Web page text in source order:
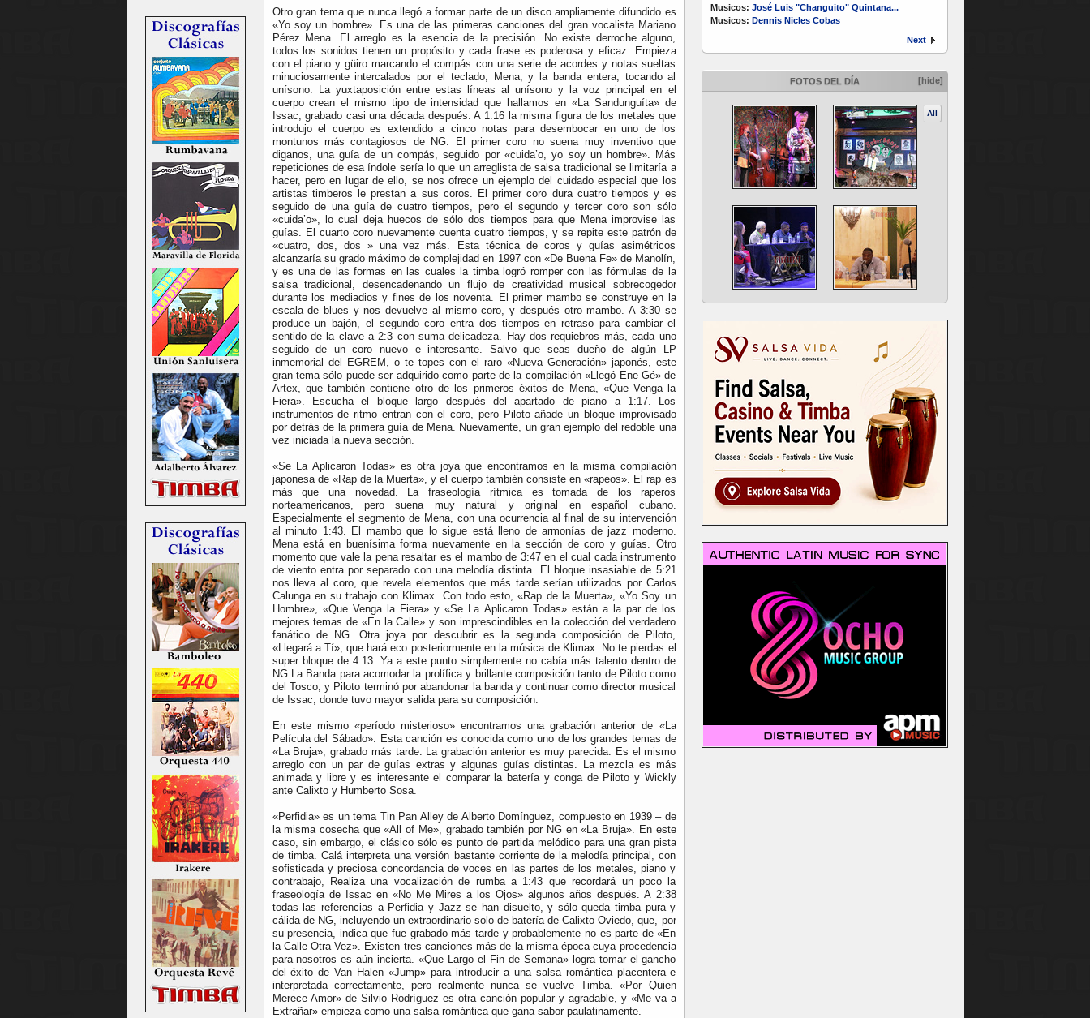
Musicos: José Luis "Changuito" Quintana...
Musicos: Dennis Nicles Cobas
Next
FOTOS DEL DÍA [hide]
All
Otro gran tema que nunca llegó a formar parte de un disco ampliamente difundido es
«Yo soy un hombre». Es una de las primeras canciones del gran vocalista Mariano
Pérez Mena. El arreglo es la esencia de la precisión. No existe derroche alguno,
todos los sonidos tienen un propósito y cada frase es poderosa y eficaz. Empieza
con el piano y güiro marcando el compás con una serie de acordes y notas sueltas
minuciosamente intercalados por el teclado, Mena, y la banda entera, tocando al
unísono. La yuxtaposición entre estas líneas al unísono y la voz principal en el
cuerpo crean el mismo tipo de intensidad que hallamos en «La Sandunguíta» de
Issac, grabado casi una década después. A 1:16 la misma figura de los metales que
introdujo el cuerpo es extendido a cinco notas para desembocar en uno de los
montunos más contagiosos de NG. El primer coro no suena muy inventivo que
diganos, una guía de un compás, seguido por «cuida’o, yo soy un hombre». Más
repeticiones de esa índole sería lo que un arreglista de salsa tradicional se limitaría a
hacer, pero en lugar de ello, se nos ofrece un ejemplo del cuidado especial que los
artistas timberos le prestan a sus coros. El primer coro dura cuatro tiempos y es
seguido de una guía de cuatro tiempos, pero el segundo y tercer coro son sólo
«cuida’o», lo cual deja huecos de sólo dos tiempos para que Mena improvise las
guías. El cuarto coro nuevamente cuenta cuatro tiempos, y se repite este patrón de
«cuatro, dos, dos » una vez más. Esta técnica de coros y guías asimétricos
alcanzaría su grado máximo de complejidad en 1997 con «De Buena Fe» de Manolín,
y es una de las formas en las cuales la timba logró romper con las fórmulas de la
salsa tradicional, desencadenando un flujo de creatividad musical sobrecogedor
durante los mediadios y fines de los noventa. El primer mambo se construye en la
escala de blues y nos devuelve al mismo coro, y después otro mambo. A 3:30 se
produce un bajón, el segundo coro entra dos tiempos en retraso para cambiar el
sentido de la clave a 2:3 con suma delicadeza. Hay dos requiebros más, cada uno
seguido de un coro nuevo e interesante. Salvo que seas dueño de algún LP
inmemorial del EGREM, o te topes con el raro «Nueva Generación» japonés, este
gran tema sólo puede ser adquirido como parte de la compilación «Llegó Ene Gé» de
Artex, que también contiene otro de los primeros éxitos de Mena, «Que Venga la
Fiera». Escucha el bloque largo después del apartado de piano a 1:17. Los
instrumentos de ritmo entran con el coro, pero Piloto añade un bloque improvisado
por detrás de la primera guía de Mena. Nuevamente, un gran ejemplo del redoble una
vez iniciada la nueva sección.
«Se La Aplicaron Todas» es otra joya que encontramos en la misma compilación
japonesa de «Rap de la Muerta», y el cuerpo también consiste en «rapeos». El rap es
más que una novedad. La fraseología rítmica es tomada de los raperos
norteamericanos, pero suena muy natural y original en español cubano.
Especialmente el segmento de Mena, con una ocurrencia al final de su intervención
al minuto 1:43. El mambo que lo sigue está lleno de armonías de jazz moderno.
Mena está en buenísima forma nuevamente en la sección de coro y guías. Otro
momento que vale la pena resaltar es el mambo de 3:47 en el cual cada instrumento
de viento entra por separado con una melodía distinta. El bloque insasiable de 5:21
nos lleva al coro, que revela elementos que más tarde serían utilizados por Carlos
Calunga en su trabajo con Klimax. Con todo esto, «Rap de la Muerta», «Yo Soy un
Hombre», «Que Venga la Fiera» y «Se La Aplicaron Todas» están a la par de los
mejores temas de «En la Calle» y son imprescindibles en la colección del verdadero
fanático de NG. Otra joya por descubrir es la segunda composición de Piloto,
«Llegará a Tí», que hará eco posteriormente en la música de Klimax. No te pierdas el
super bloque de 4:13. Ya a este punto simplemente no cabía más talento dentro de
NG La Banda para acomodar la prolífica y brillante composición tanto de Piloto como
del Tosco, y Piloto terminó por abandonar la banda y continuar como director musical
de Issac, donde tuvo mayor salida para su composición.
En este mismo «período misterioso» encontramos una grabación anterior de «La
Película del Sábado». Esta canción es conocida como uno de los grandes temas de
«La Bruja», grabado más tarde. La grabación anterior es muy parecida. Es el mismo
arreglo con un par de guías extras y algunas guías distintas. La mezcla es más
animada y libre y es interesante el comparar la batería y conga de Piloto y Wickly
ante Calixto y Humberto Sosa.
«Perfidia» es un tema Tin Pan Alley de Alberto Domínguez, compuesto en 1939 – de
la misma cosecha que «All of Me», grabado también por NG en «La Bruja». En este
caso, sin embargo, el clásico sólo es punto de partida melódico para una gran pista
de timba. Calá interpreta una versión bastante corriente de la melodía principal, con
sofisticada y preciosa concordancia de voces en las partes de los metales, piano y
contrabajo, Realiza una vocalización de rumba a 1:43 que recordará un poco la
fraseología de Issac en «No Me Mires a los Ojos» algunos años después. A 2:38
todas las referencias a Perfidia y Jazz se han disuelto, y sólo queda timba pura y
cálida de NG, incluyendo un extraordinario solo de batería de Calixto Oviedo, que, por
su presencia, indica que fue grabado más tarde y probablemente no es parte de «En
la Calle Otra Vez». Existen tres canciones más de la misma época cuya procedencia
para nosotros es aún incierta. «Que Largo el Fin de Semana» logra tomar el gancho
del éxito de Van Halen «Jump» para introducir a una salsa romántica placentera e
interpretada correctamente, pero realmente nunca se vuelve Timba. «Por Quien
Merece Amor» de Silvio Rodríguez es otra canción popular y agradable, y «Me va a
Extrañar» empieza como una salsa romántica que gana sabor paulatinamente.